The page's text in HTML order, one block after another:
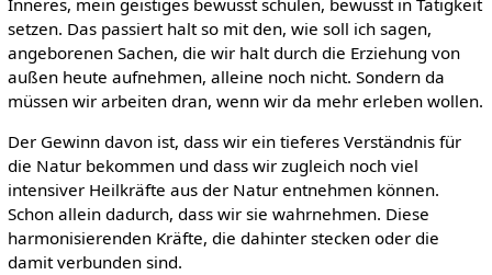
Inneres, mein geistiges bewusst schulen, bewusst in Tätigkeit
setzen. Das passiert halt so mit den, wie soll ich sagen,
angeborenen Sachen, die wir halt durch die Erziehung von
außen heute aufnehmen, alleine noch nicht. Sondern da
müssen wir arbeiten dran, wenn wir da mehr erleben wollen.
Der Gewinn davon ist, dass wir ein tieferes Verständnis für
die Natur bekommen und dass wir zugleich noch viel
intensiver Heilkräfte aus der Natur entnehmen können.
Schon allein dadurch, dass wir sie wahrnehmen. Diese
harmonisierenden Kräfte, die dahinter stecken oder die
damit verbunden sind.